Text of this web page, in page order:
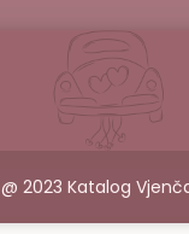
@ 2023 Katalog